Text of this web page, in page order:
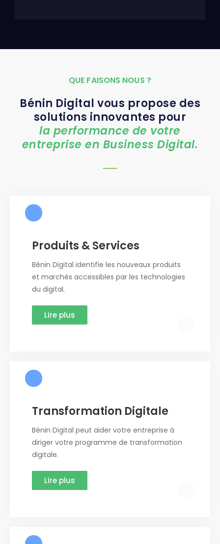
QUE FAISONS NOUS ?
Bénin Digital vous propose des
solutions innovantes pour
la performance de votre
entreprise en Business Digital.
Produits & Services
Bénin Digital identifie les nouveaux produits
et marchés accessibles par les technologies
du digital.
Lire plus
Transformation Digitale
Bénin Digital peut aider votre entreprise à
diriger votre programme de transformation
digitale.
Lire plus